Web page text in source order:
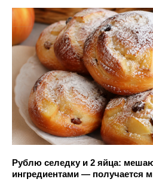
Рублю селедку и 2 яйца:
ингредиентами — получается